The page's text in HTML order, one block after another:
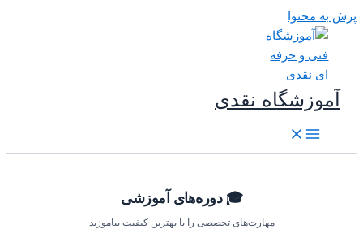
به محتوا
آموزشگاه نقدی
🎓 دوره‌های آموزشی
مهارت‌های تخصصی را با بهترین کیفیت بیاموزید